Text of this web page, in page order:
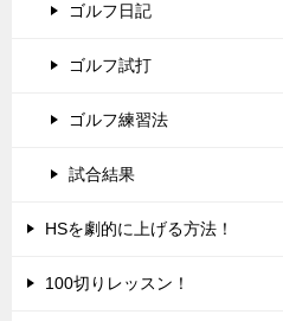
ゴルフ日記
ゴルフ試打
ゴルフ練習法
試合結果
HSを劇的に上げる方法！
100切りレッスン！